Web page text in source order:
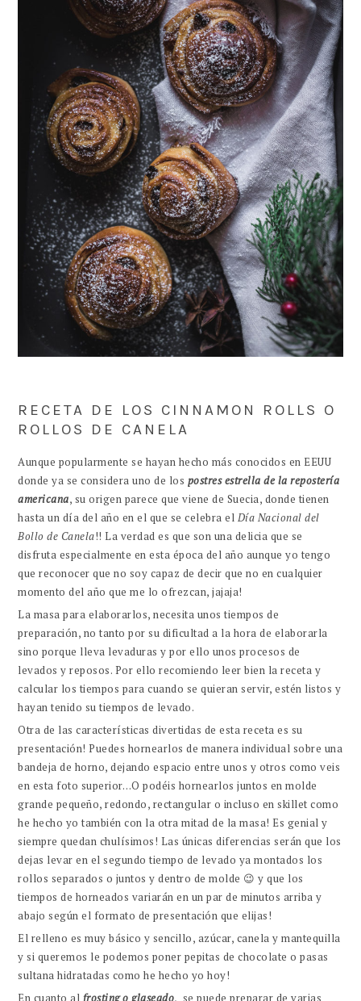
RECETA DE LOS CINNAMON ROLLS O
ROLLOS DE CANELA
Aunque popularmente se hayan hecho más conocidos en EEUU
donde ya se considera uno de los postres estrella de la repostería
americana, su origen parece que viene de Suecia, donde tienen
hasta un día del año en el que se celebra el Día Nacional del
Bollo de Canela!! La verdad es que son una delicia que se
disfruta especialmente en esta época del año aunque yo tengo
que reconocer que no soy capaz de decir que no en cualquier
momento del año que me lo ofrezcan, jajaja!
La masa para elaborarlos, necesita unos tiempos de
preparación, no tanto por su dificultad a la hora de elaborarla
sino porque lleva levaduras y por ello unos procesos de
levados y reposos. Por ello recomiendo leer bien la receta y
calcular los tiempos para cuando se quieran servir, estén listos y
hayan tenido su tiempos de levado.
Otra de las características divertidas de esta receta es su
presentación! Puedes hornearlos de manera individual sobre una
bandeja de horno, dejando espacio entre unos y otros como veis
en esta foto superior…O podéis hornearlos juntos en molde
grande pequeño, redondo, rectangular o incluso en skillet como
he hecho yo también con la otra mitad de la masa! Es genial y
siempre quedan chulísimos! Las únicas diferencias serán que los
dejas levar en el segundo tiempo de levado ya montados los
rollos separados o juntos y dentro de molde 😉 y que los
tiempos de horneados variarán en un par de minutos arriba y
abajo según el formato de presentación que elijas!
El relleno es muy básico y sencillo, azúcar, canela y mantequilla
y si queremos le podemos poner pepitas de chocolate o pasas
sultana hidratadas como he hecho yo hoy!
En cuanto al frosting o glaseado, se puede preparar de varias